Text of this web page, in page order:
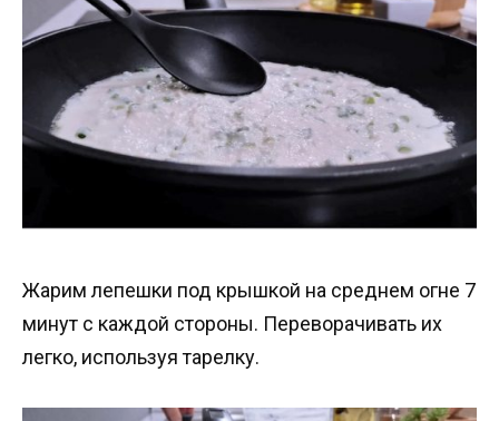
Жарим лепешки под крышкой на среднем огне 7
минут с каждой стороны. Переворачивать их
легко, используя тарелку.